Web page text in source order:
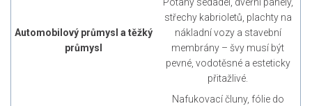
Automobilový průmysl a těžký
průmysl
střechy kabrioletů, plachty na
nákladní vozy a stavební
membrány – švy musí být
pevné, vodotěsné a esteticky
přitažlivé.
Nafukovací čluny, fólie do